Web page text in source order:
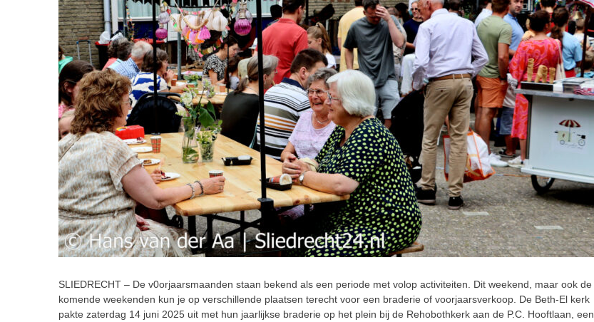
SLIEDRECHT – De v0orjaarsmaanden staan bekend als een periode met volop activiteiten. Dit weekend, maar ook de
komende weekenden kun je op verschillende plaatsen terecht voor een braderie of voorjaarsverkoop. De Beth-El kerk
pakte zaterdag 14 juni 2025 uit met hun jaarlijkse braderie op het plein bij de Rehobothkerk aan de P.C. Hooftlaan, een